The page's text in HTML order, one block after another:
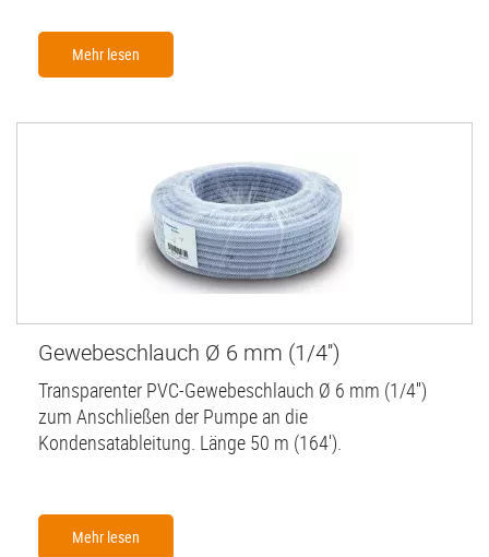
Mehr lesen
Gewebeschlauch Ø 6 mm (1/4'')
Transparenter PVC-Gewebeschlauch Ø 6 mm (1/4'')
zum Anschließen der Pumpe an die
Kondensatableitung. Länge 50 m (164').
Mehr lesen